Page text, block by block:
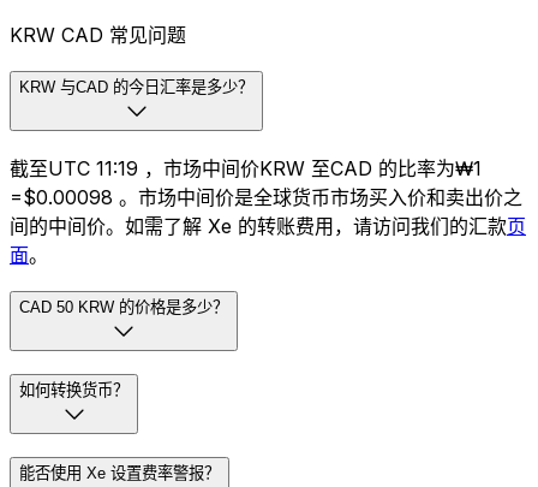
KRW CAD 常见问题
KRW 与CAD 的今日汇率是多少？
截至UTC 11:19 ，市场中间价KRW 至CAD 的比率为₩1
=$0.00098 。市场中间价是全球货币市场买入价和卖出价之
间的中间价。如需了解 Xe 的转账费用，请访问我们的汇款页
面。
CAD 50 KRW 的价格是多少？
如何转换货币？
能否使用 Xe 设置费率警报？